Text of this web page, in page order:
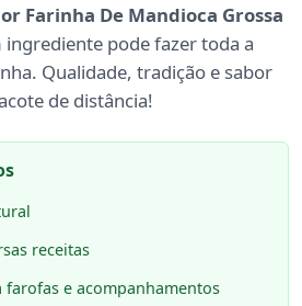
Farinha De Mandioca Grossa
pode fazer toda a
Qualidade, tradição e sabor
de distância!
receitas
farofas e acompanhamentos